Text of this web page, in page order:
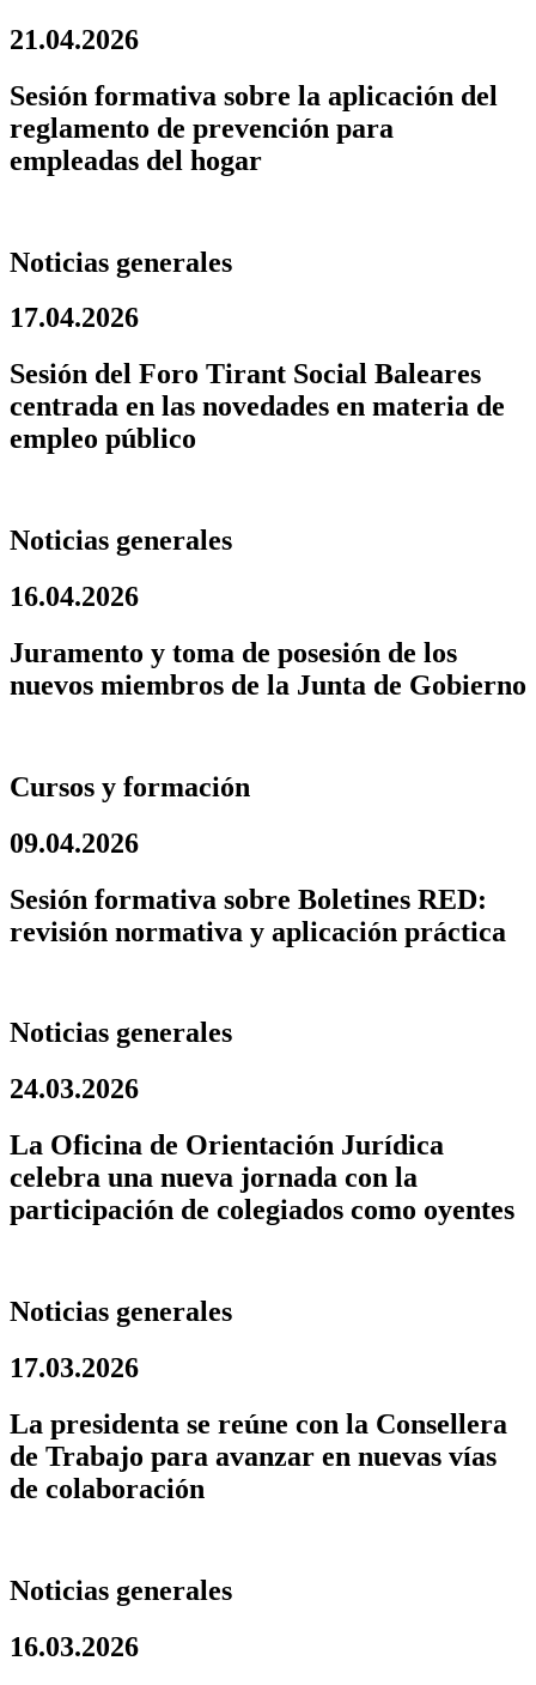
21.04.2026
Sesión formativa sobre la aplicación del
reglamento de prevención para
empleadas del hogar
Noticias generales
17.04.2026
Sesión del Foro Tirant Social Baleares
centrada en las novedades en materia de
empleo público
Noticias generales
16.04.2026
Juramento y toma de posesión de los
nuevos miembros de la Junta de Gobierno
Cursos y formación
09.04.2026
Sesión formativa sobre Boletines RED:
revisión normativa y aplicación práctica
Noticias generales
24.03.2026
La Oficina de Orientación Jurídica
celebra una nueva jornada con la
participación de colegiados como oyentes
Noticias generales
17.03.2026
La presidenta se reúne con la Consellera
de Trabajo para avanzar en nuevas vías
de colaboración
Noticias generales
16.03.2026